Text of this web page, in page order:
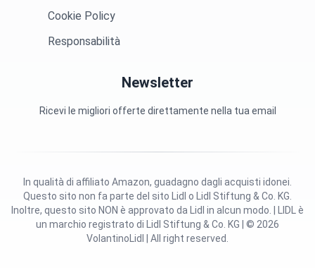
Cookie Policy
Responsabilità
Newsletter
Ricevi le migliori offerte direttamente nella tua email
Questo sito non fa parte del sito Lidl o Lidl Stiftung & Co. KG.
Inoltre, questo sito NON è approvato da Lidl in alcun modo. | LIDL è
un marchio registrato di Lidl Stiftung & Co. KG | © 2026
VolantinoLidl | All right reserved.
In qualità di affiliato Amazon, guadagno dagli acquisti idonei.